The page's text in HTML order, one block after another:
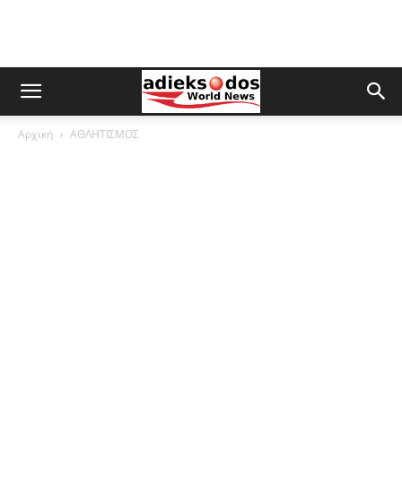
Αρχική ΑΘΛΗΤΙΣΜΟΣ